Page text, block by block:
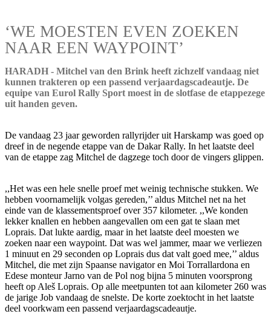
‘WE MOESTEN EVEN ZOEKEN
NAAR EEN WAYPOINT’
HARADH - Mitchel van den Brink heeft zichzelf vandaag niet
kunnen trakteren op een passend verjaardagscadeautje. De
equipe van Eurol Rally Sport moest in de slotfase de etappezege
uit handen geven.
De vandaag 23 jaar geworden rallyrijder uit Harskamp was goed op
dreef in de negende etappe van de Dakar Rally. In het laatste deel
van de etappe zag Mitchel de dagzege toch door de vingers glippen.
,,Het was een hele snelle proef met weinig technische stukken. We
hebben voornamelijk volgas gereden,’’ aldus Mitchel net na het
einde van de klassementsproef over 357 kilometer. ,,We konden
lekker knallen en hebben aangevallen om een gat te slaan met
Loprais. Dat lukte aardig, maar in het laatste deel moesten we
zoeken naar een waypoint. Dat was wel jammer, maar we verliezen
1 minuut en 29 seconden op Loprais dus dat valt goed mee,’’ aldus
Mitchel, die met zijn Spaanse navigator en Moi Torrallardona en
Edese monteur Jarno van de Pol nog bijna 5 minuten voorsprong
heeft op Aleš Loprais. Op alle meetpunten tot aan kilometer 260 was
de jarige Job vandaag de snelste. De korte zoektocht in het laatste
deel voorkwam een passend verjaardagscadeautje.